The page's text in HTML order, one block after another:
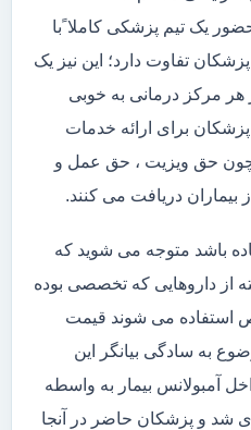
یک تیم پزشکی کاملا ًبا
تفاوت دارد؛ این نیز یک
مرکز درمانی به خوبی
برای ارائه خدمات
حق ویزیت ، حق عمل و
بیماران دریافت می کنند.
باشد متوجه می شوید که
از داروهایی که تخصصی بوده
استفاده می شوند قیمت
به سادگی بیانگر این
آمبولانس بیمار به واسطه
شد و پزشکان حاضر در آنجا